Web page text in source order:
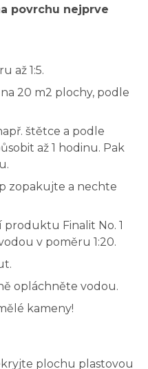
povrchu nejprve
až 1:5.
20 m2 plochy, podle
štětce a podle
až 1 hodinu. Pak
zopakujte a nechte
Finalit No. 1
v poměru 1:20.
opláchněte vodou.
kameny!
plochu plastovou